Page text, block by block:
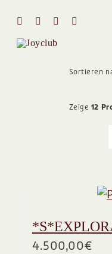
springen
Sortieren
Zeige 12
4.500,00€